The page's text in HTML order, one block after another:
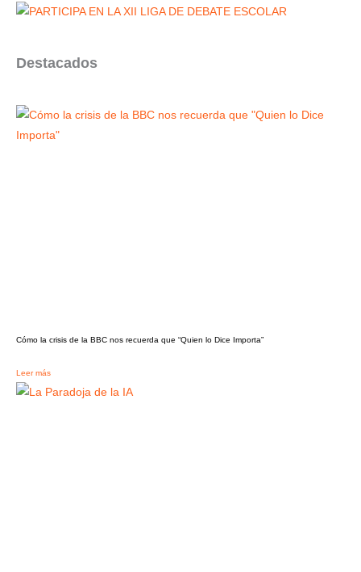
Destacados
Cómo la crisis de la BBC nos recuerda que “Quien lo Dice Importa”
Leer más